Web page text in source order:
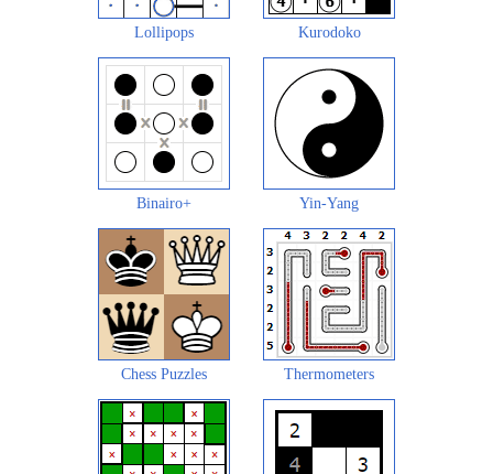
Lollipops Kurodoko
Binairo+ Yin-Yang
Chess Puzzles Thermometers